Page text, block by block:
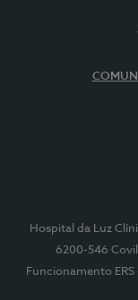
Hospital da Luz
6200-546
Funcionamento